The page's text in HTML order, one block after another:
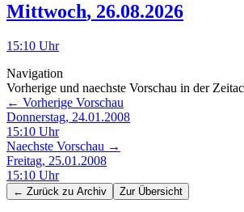
Mittwoch, 26.08.2026
15:10 Uhr
Navigation
Vorherige und naechste Vorschau in der
← Vorherige Vorschau
Donnerstag, 24.01.2008
15:10 Uhr
Naechste Vorschau →
Freitag, 25.01.2008
15:10 Uhr
← Zurück zu Archiv Zur Übersicht